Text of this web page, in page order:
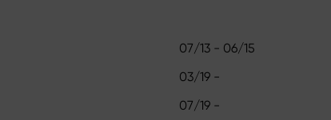
07/13 - 06/15
03/19 -
07/19 -